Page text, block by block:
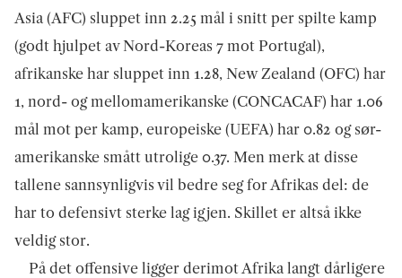
Asia (AFC) sluppet inn 2.25 mål i snitt per spilte kamp
(godt hjulpet av Nord-Koreas 7 mot Portugal),
afrikanske har sluppet inn 1.28, New Zealand (OFC) har
1, nord- og mellomamerikanske (CONCACAF) har 1.06
mål mot per kamp, europeiske (UEFA) har 0.82 og sør-
amerikanske smått utrolige 0.37. Men merk at disse
tallene sannsynligvis vil bedre seg for Afrikas del: de
har to defensivt sterke lag igjen. Skillet er altså ikke
veldig stor.
På det offensive ligger derimot Afrika langt dårligere